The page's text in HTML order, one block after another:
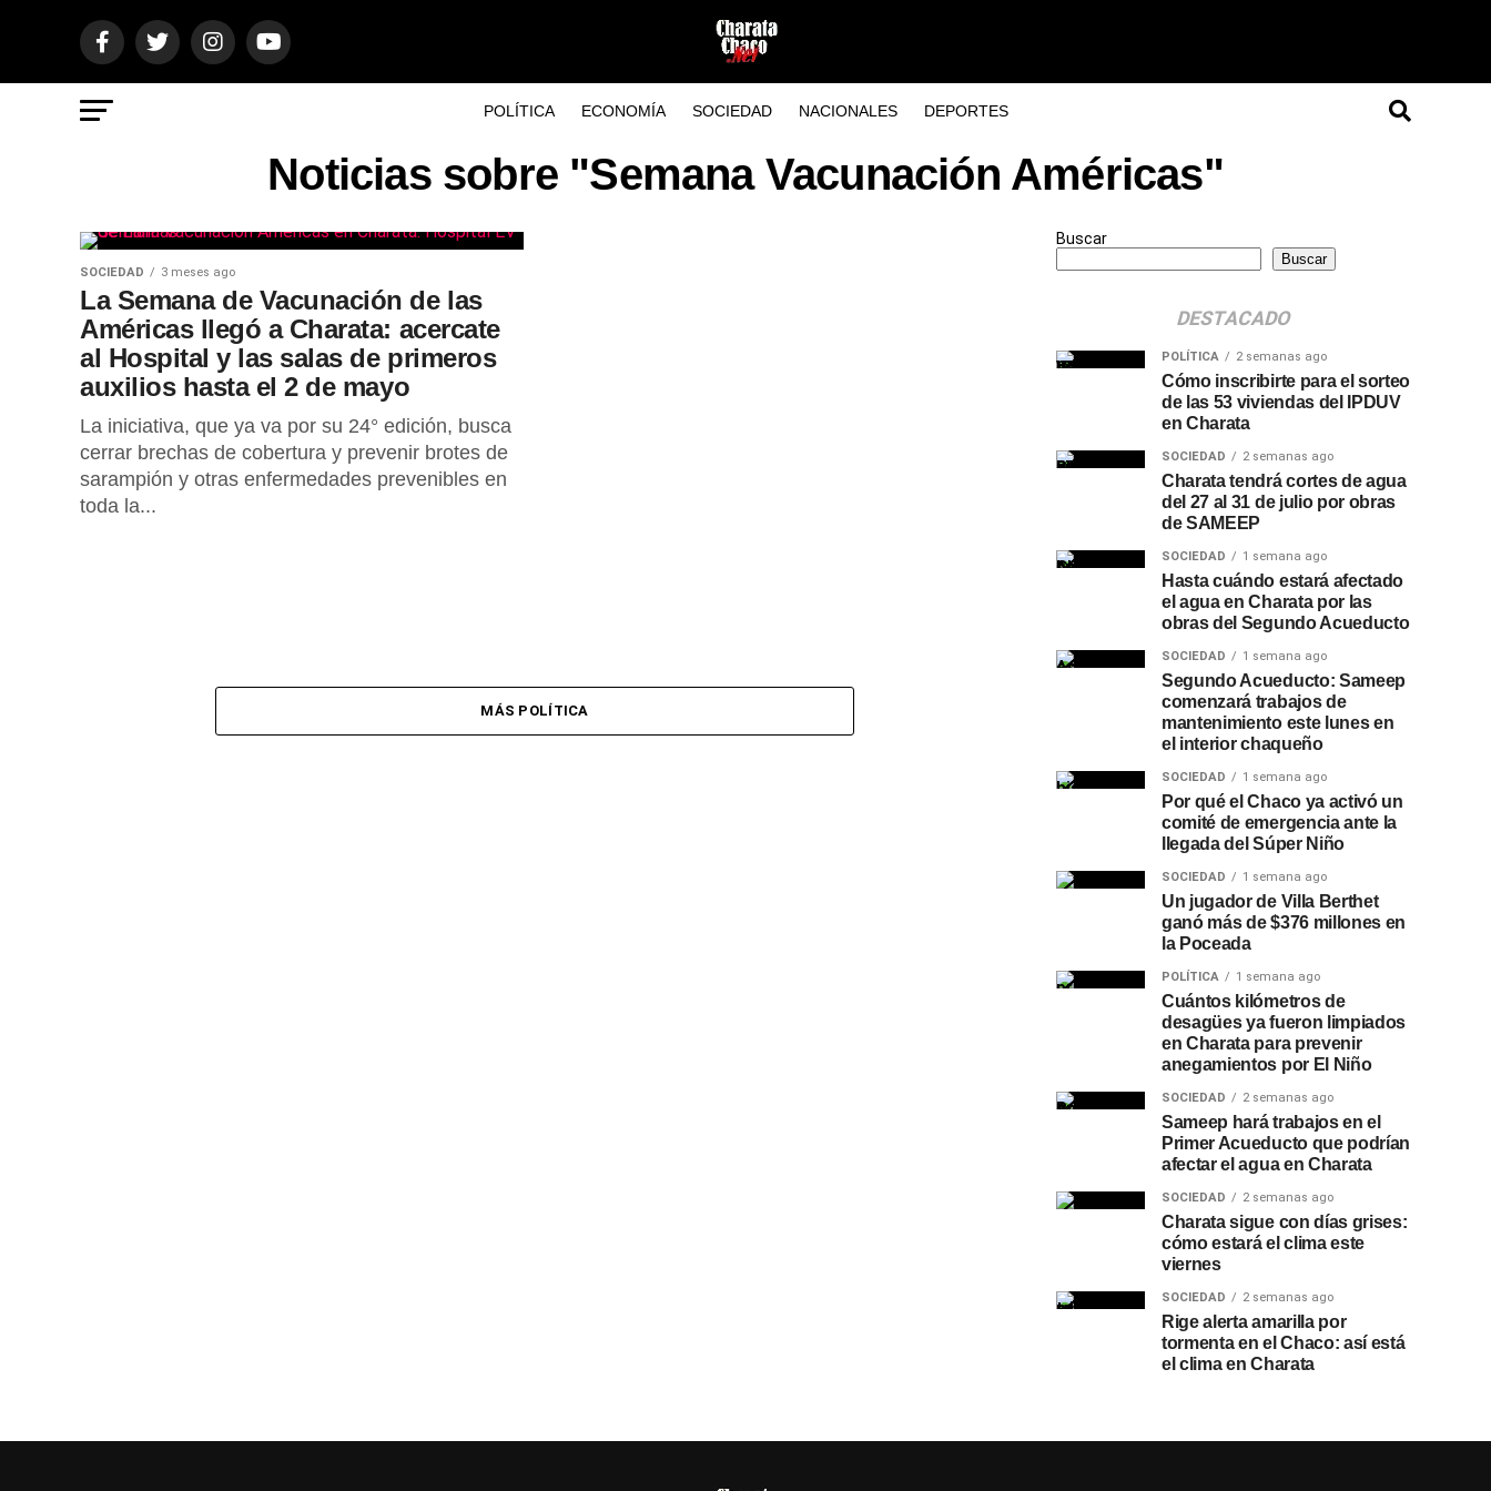
POLÍTICA ECONOMÍA SOCIEDAD NACIONALES DEPORTES
Noticias sobre "Semana Vacunación Américas"
SOCIEDAD 3 meses ago
La Semana de Vacunación de las
Américas llegó a Charata: acercate
al Hospital y las salas de primeros
auxilios hasta el 2 de mayo
La iniciativa, que ya va por su 24° edición, busca
cerrar brechas de cobertura y prevenir brotes de
sarampión y otras enfermedades prevenibles en
toda la...
MÁS POLÍTICA
Buscar
Buscar
DESTACADO
POLÍTICA 2 semanas ago
Cómo inscribirte para el sorteo
de las 53 viviendas del IPDUV
en Charata
SOCIEDAD 2 semanas ago
Charata tendrá cortes de agua
del 27 al 31 de julio por obras
de SAMEEP
SOCIEDAD 1 semana ago
Hasta cuándo estará afectado
el agua en Charata por las
obras del Segundo Acueducto
SOCIEDAD 1 semana ago
Segundo Acueducto: Sameep
comenzará trabajos de
mantenimiento este lunes en
el interior chaqueño
SOCIEDAD 1 semana ago
Por qué el Chaco ya activó un
comité de emergencia ante la
llegada del Súper Niño
SOCIEDAD 1 semana ago
Un jugador de Villa Berthet
ganó más de $376 millones en
la Poceada
POLÍTICA 1 semana ago
Cuántos kilómetros de
desagües ya fueron limpiados
en Charata para prevenir
anegamientos por El Niño
SOCIEDAD 2 semanas ago
Sameep hará trabajos en el
Primer Acueducto que podrían
afectar el agua en Charata
SOCIEDAD 2 semanas ago
Charata sigue con días grises:
cómo estará el clima este
viernes
SOCIEDAD 2 semanas ago
Rige alerta amarilla por
tormenta en el Chaco: así está
el clima en Charata